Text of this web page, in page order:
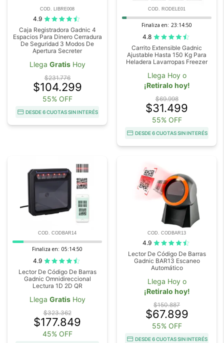
COD. LIBRE008
4.9
Caja Registradora Gadnic 4
Espacios Para Dinero Cerradura
De Seguridad 3 Modos De
Apertura Secreter
Llega GratisHoy
$231.776
$104.299
55% OFF
DESDE 6 CUOTAS SIN INTERÉS
COD. RODELE01
Finaliza en: 23:14:48
4.8
Carrito Extensible Gadnic
Ajustable Hasta 150 Kg Para
Heladera Lavarropas Freezer
Llega Hoy o
¡Retiralo hoy!
$69.998
$31.499
55% OFF
DESDE 6 CUOTAS SIN INTERÉS
COD. CODBAR14
Finaliza en: 05:14:48
4.9
Lector De Código De Barras
Gadnic Omnidireccional
Lectura 1D 2D QR
Llega GratisHoy
$323.362
$177.849
45% OFF
COD. CODBAR13
4.9
Lector De Código De Barras
Gadnic BAR13 Escaneo
Automático
Llega Hoy o
¡Retiralo hoy!
$150.887
$67.899
55% OFF
DESDE 6 CUOTAS SIN INTERÉS